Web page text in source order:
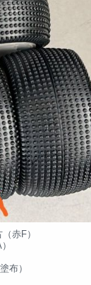
赤F）
布）